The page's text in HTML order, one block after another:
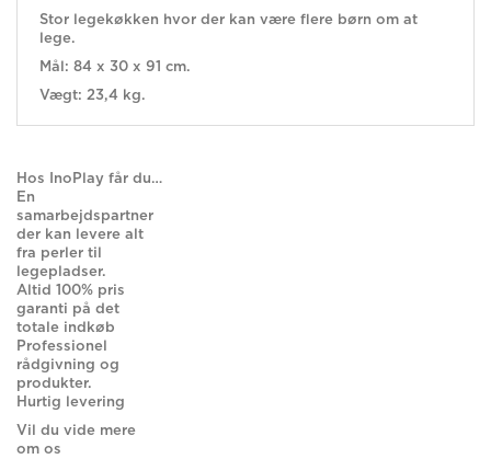
Stor legekøkken hvor der kan være flere børn om at
lege.
Mål: 84 x 30 x 91 cm.
Vægt: 23,4 kg.
Hos InoPlay får du…
En
samarbejdspartner
der kan levere alt
fra perler til
legepladser.
Altid 100% pris
garanti på det
totale indkøb
Professionel
rådgivning og
produkter.
Hurtig levering
Vil du vide mere
om os